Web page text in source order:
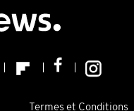
Termes et Conditions